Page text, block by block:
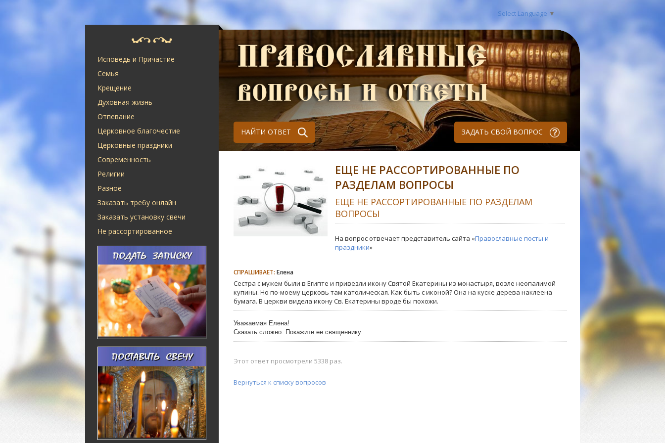
Select Language ▼
Исповедь и Причастие
Семья
Крещение
Духовная жизнь
Отпевание
Церковное благочестие
Церковные праздники
Современность
Религии
Разное
Заказать требу онлайн
Заказать установку свечи
Не рассортированное
НАЙТИ ОТВЕТ ЗАДАТЬ СВОЙ ВОПРОС
ЕЩЕ НЕ РАССОРТИРОВАННЫЕ ПО
РАЗДЕЛАМ ВОПРОСЫ
ЕЩЕ НЕ РАССОРТИРОВАННЫЕ ПО РАЗДЕЛАМ
ВОПРОСЫ
На вопрос отвечает представитель сайта «Православные посты и
праздники»
СПРАШИВАЕТ: Елена
Сестра с мужем были в Египте и привезли икону Святой Екатерины из монастыря, возле неопалимой
купины. Но по-моему церковь там католическая. Как быть с иконой? Она на куске дерева наклеена
бумага. В церкви видела икону Св. Екатерины вроде бы похожи.
Уважаемая Елена!
Сказать сложно. Покажите ее священнику.
Этот ответ просмотрели 5338 раз.
Вернуться к списку вопросов